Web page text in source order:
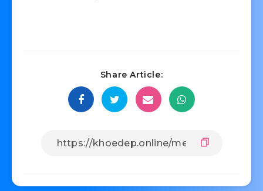
Share Article: